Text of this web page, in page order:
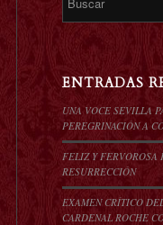
ENTRADAS
UNA VOCE SEVILLA
PEREGRINACIÓN A
FELIZ Y FERVOROSA
RESURRECCIÓN
EXAMEN CRÍTICO
CARDENAL ROCHE